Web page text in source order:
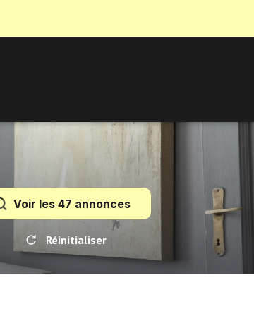
Voir les 47 annonces
Réinitialiser